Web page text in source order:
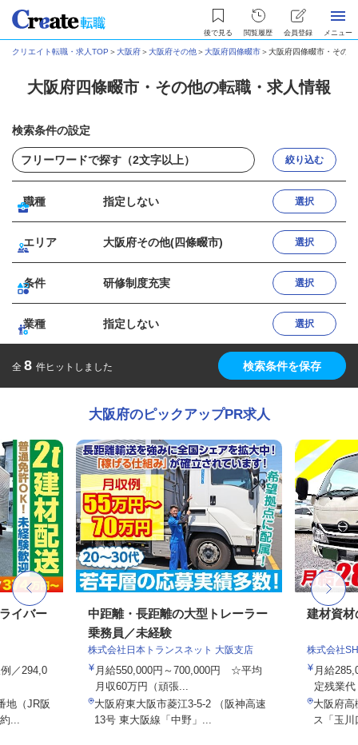
後で見る 閲覧履歴 会員登録 メニュー
クリエイト転職・求人TOP ＞大阪府＞大阪府その他＞大阪府四條畷市＞大阪府四條畷市・その
大阪府四條畷市・その他の転職・求人情報
検索条件の設定
絞り込む
職種 指定しない 選択
エリア 大阪府その他(四條畷市) 選択
条件 研修制度充実 選択
業種 指定しない 選択
全 8 件ヒットしました 検索条件を保存
大阪府のピックアップPR求人
イバー
／294,0
地（JR阪
...
中距離・長距離の大型トレーラー
乗務員／未経験
株式会社日本トランスネット 大阪支店
月給550,000円～700,000円 ☆平均
月収60万円（頑張...
大阪府東大阪市菱江3-5-2 （阪神高速
13号 東大阪線「中野」...
建材資
株式会社
月給
定残業
大阪府高
ス「玉